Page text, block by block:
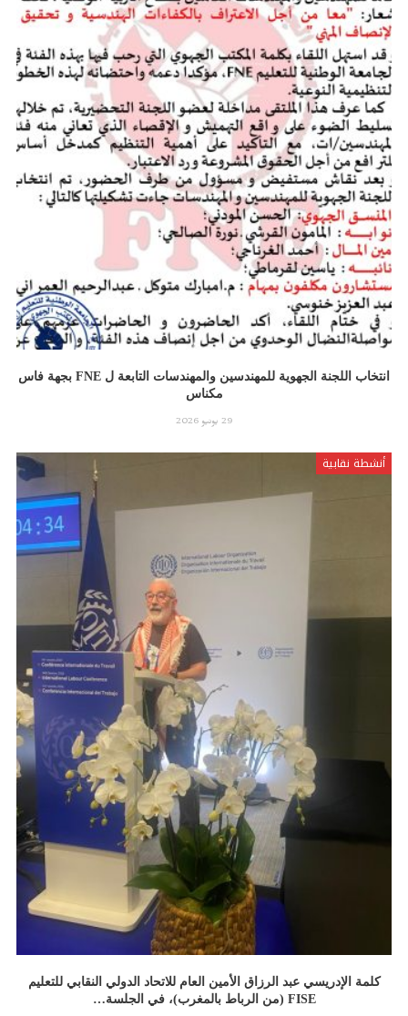
انتخاب اللجنة الجهوية للمهندسين والمهندسات التابعة ل FNE بجهة فاس
مكناس
29 يونيو 2026
أنشطة نقابية
كلمة الإدريسي عبد الرزاق الأمين العام للاتحاد الدولي النقابي للتعليم
‏FISE‏ (من الرباط بالمغرب)، في الجلسة…